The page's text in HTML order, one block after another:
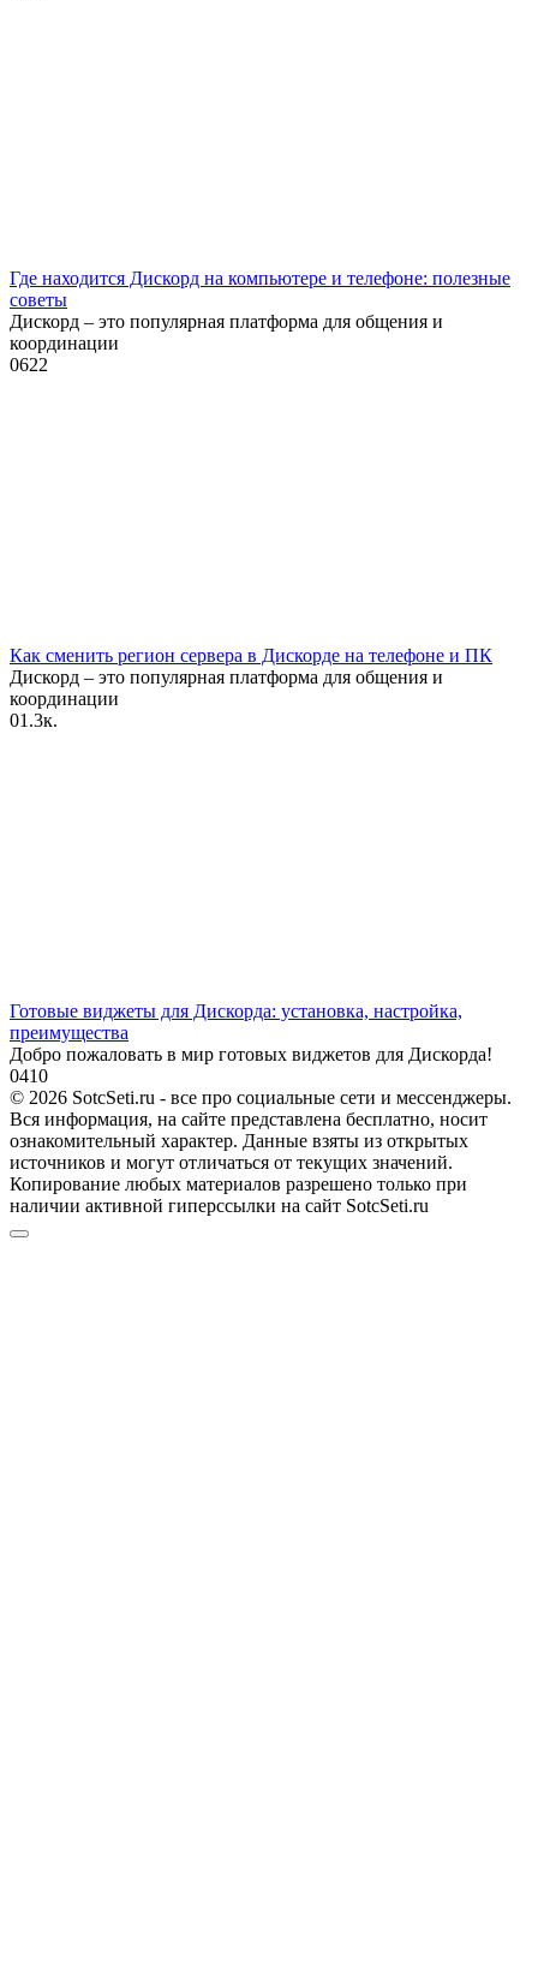
Где находится Дискорд на компьютере и телефоне: полезные
советы
Дискорд – это популярная платформа для общения и
координации
0622
Как сменить регион сервера в Дискорде на телефоне и ПК
Дискорд – это популярная платформа для общения и
координации
01.3к.
Готовые виджеты для Дискорда: установка, настройка,
преимущества
Добро пожаловать в мир готовых виджетов для Дискорда!
0410
© 2026 SotcSeti.ru - все про социальные сети и мессенджеры.
Вся информация, на сайте представлена бесплатно, носит
ознакомительный характер. Данные взяты из открытых
источников и могут отличаться от текущих значений.
Копирование любых материалов разрешено только при
наличии активной гиперссылки на сайт SotcSeti.ru